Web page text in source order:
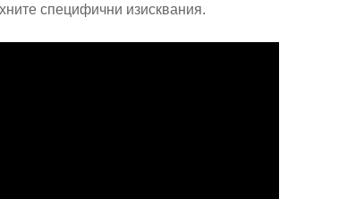
специфични изисквания.